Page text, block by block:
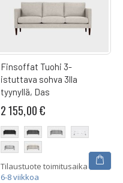
Finsoffat Tuohi 3-
istuttava sohva 3lla
tyynyllä, Das
2 155,00 €
Tilaustuote toimitusaika
6-8 viikkoa